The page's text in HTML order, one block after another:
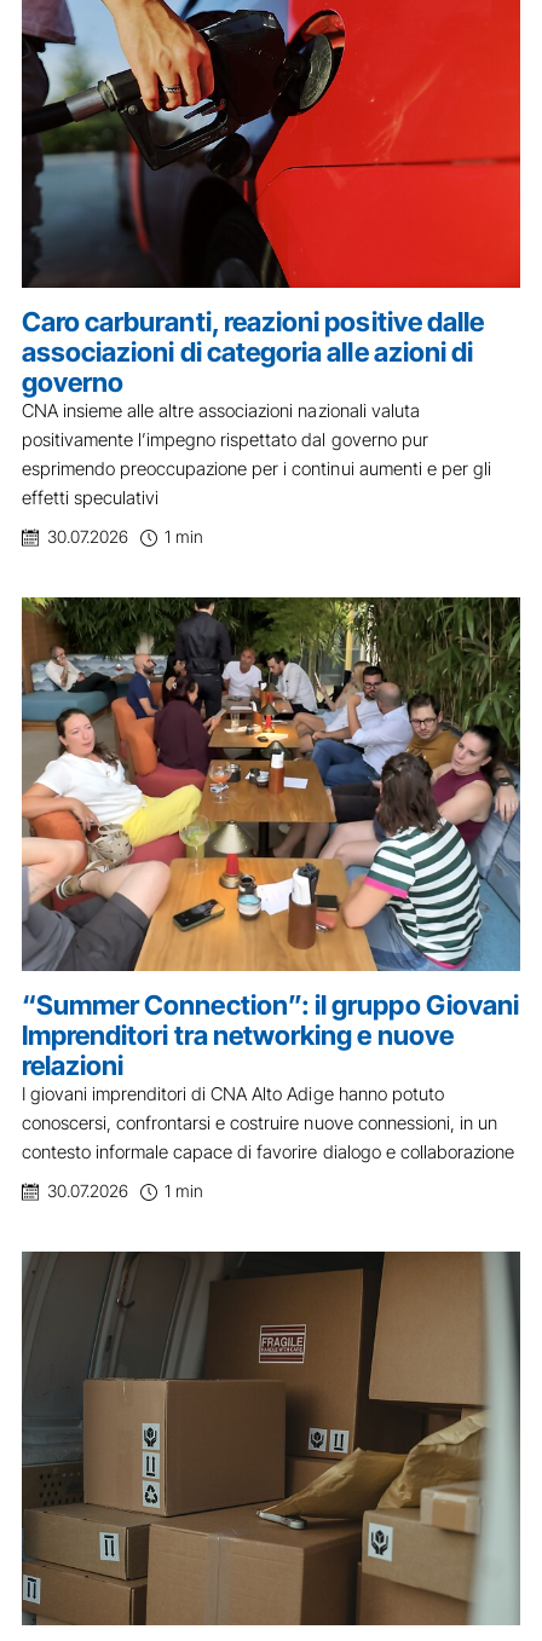
Caro carburanti, reazioni positive dalle
associazioni di categoria alle azioni di
governo
CNA insieme alle altre associazioni nazionali valuta
positivamente l’impegno rispettato dal governo pur
esprimendo preoccupazione per i continui aumenti e per gli
effetti speculativi
30.07.2026 1 min
“Summer Connection”: il gruppo Giovani
Imprenditori tra networking e nuove
relazioni
I giovani imprenditori di CNA Alto Adige hanno potuto
conoscersi, confrontarsi e costruire nuove connessioni, in un
contesto informale capace di favorire dialogo e collaborazione
30.07.2026 1 min